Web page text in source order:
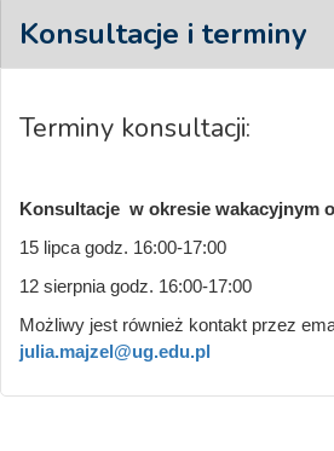
Konsultacje i terminy
Terminy konsultacji:
Konsultacje w okresie wakacyjnym
15 lipca godz. 16:00-17:00
12 sierpnia godz. 16:00-17:00
Możliwy jest również kontakt przez
julia.majzel@ug.edu.pl